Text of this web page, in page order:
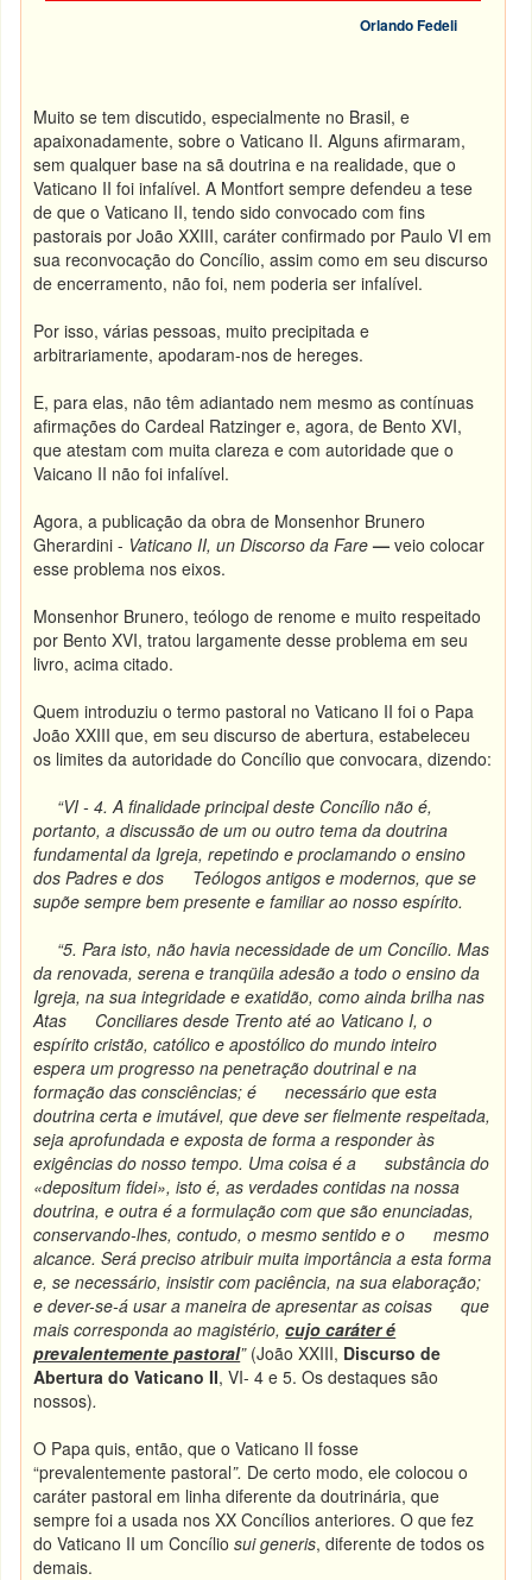
Orlando Fedeli
Muito se tem discutido, especialmente no Brasil, e
apaixonadamente, sobre o Vaticano II. Alguns afirmaram,
sem qualquer base na sã doutrina e na realidade, que o
Vaticano II foi infalível. A Montfort sempre defendeu a tese
de que o Vaticano II, tendo sido convocado com fins
pastorais por João XXIII, caráter confirmado por Paulo VI em
sua reconvocação do Concílio, assim como em seu discurso
de encerramento, não foi, nem poderia ser infalível.
Por isso, várias pessoas, muito precipitada e
arbitrariamente, apodaram-nos de hereges.
E, para elas, não têm adiantado nem mesmo as contínuas
afirmações do Cardeal Ratzinger e, agora, de Bento XVI,
que atestam com muita clareza e com autoridade que o
Vaicano II não foi infalível.
Agora, a publicação da obra de Monsenhor Brunero
Gherardini - Vaticano II, un Discorso da Fare—veio colocar
esse problema nos eixos.
Monsenhor Brunero, teólogo de renome e muito respeitado
por Bento XVI, tratou largamente desse problema em seu
livro, acima citado.
Quem introduziu o termo pastoral no Vaticano II foi o Papa
João XXIII que, em seu discurso de abertura, estabeleceu
os limites da autoridade do Concílio que convocara, dizendo:
“VI - 4. A finalidade principal deste Concílio não é,
portanto, a discussão de um ou outro tema da doutrina
fundamental da Igreja, repetindo e proclamando o ensino
dos Padres e dos Teólogos antigos e modernos, que se
supõe sempre bem presente e familiar ao nosso espírito.
“5. Para isto, não havia necessidade de um Concílio. Mas
da renovada, serena e tranqüila adesão a todo o ensino da
Igreja, na sua integridade e exatidão, como ainda brilha nas
Atas Conciliares desde Trento até ao Vaticano I, o
espírito cristão, católico e apostólico do mundo inteiro
espera um progresso na penetração doutrinal e na
formação das consciências; é necessário que esta
doutrina certa e imutável, que deve ser fielmente respeitada,
seja aprofundada e exposta de forma a responder às
exigências do nosso tempo. Uma coisa é a substância do
«depositum fidei», isto é, as verdades contidas na nossa
doutrina, e outra é a formulação com que são enunciadas,
conservando-lhes, contudo, o mesmo sentido e o mesmo
alcance. Será preciso atribuir muita importância a esta forma
e, se necessário, insistir com paciência, na sua elaboração;
e dever-se-á usar a maneira de apresentar as coisas que
mais corresponda ao magistério,cujo caráter é
prevalentemente pastoral” (João XXIII, Discurso de
Abertura do Vaticano II, VI- 4 e 5. Os destaques são
nossos).
O Papa quis, então, que o Vaticano II fosse
“prevalentemente pastoral”. De certo modo, ele colocou o
caráter pastoral em linha diferente da doutrinária, que
sempre foi a usada nos XX Concílios anteriores. O que fez
do Vaticano II um Concíliosui generis, diferente de todos os
demais.